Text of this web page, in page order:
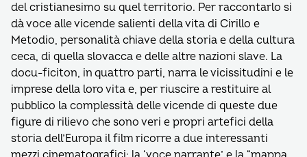
del cristianesimo su quel territorio. Per raccontarlo si
dà voce alle vicende salienti della vita di Cirillo e
Metodio, personalità chiave della storia e della cultura
ceca, di quella slovacca e delle altre nazioni slave. La
docu-ficiton, in quattro parti, narra le vicissitudini e le
imprese della loro vita e, per riuscire a restituire al
pubblico la complessità delle vicende di queste due
figure di rilievo che sono veri e propri artefici della
storia dell’Europa il film ricorre a due interessanti